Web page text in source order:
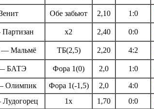
Обе забьют 2,10 1:0
х2 2,40 0:0
— Мальмё ТБ(2,5) 2,20 4:2
БАТЭ Фора 1(0) 2,0 1:0
Олимпик Фора 1(-1,5) 2,0
4:0
1х 1,70 0:0